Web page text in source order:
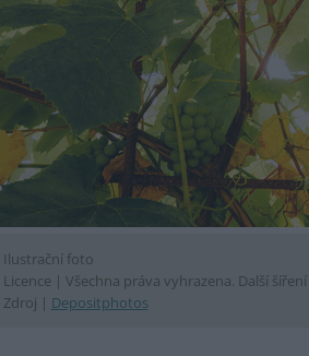
Ilustrační foto
Licence | Všechna práva vyhrazena. Další
Zdroj | Depositphotos